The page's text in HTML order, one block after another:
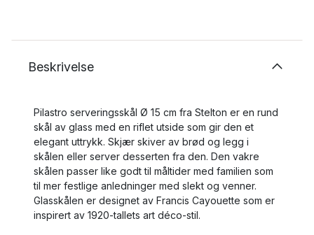
Beskrivelse
Pilastro serveringsskål Ø 15 cm fra Stelton er en rund
skål av glass med en riflet utside som gir den et
elegant uttrykk. Skjær skiver av brød og legg i
skålen eller server desserten fra den. Den vakre
skålen passer like godt til måltider med familien som
til mer festlige anledninger med slekt og venner.
Glasskålen er designet av Francis Cayouette som er
inspirert av 1920-tallets art déco-stil.